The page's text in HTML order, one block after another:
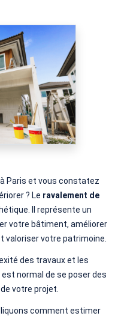
Paris et vous constatez
? Le ravalement de
Il représente un
votre bâtiment, améliorer
valoriser votre patrimoine.
des travaux et les
normal de se poser des
votre projet.
comment estimer